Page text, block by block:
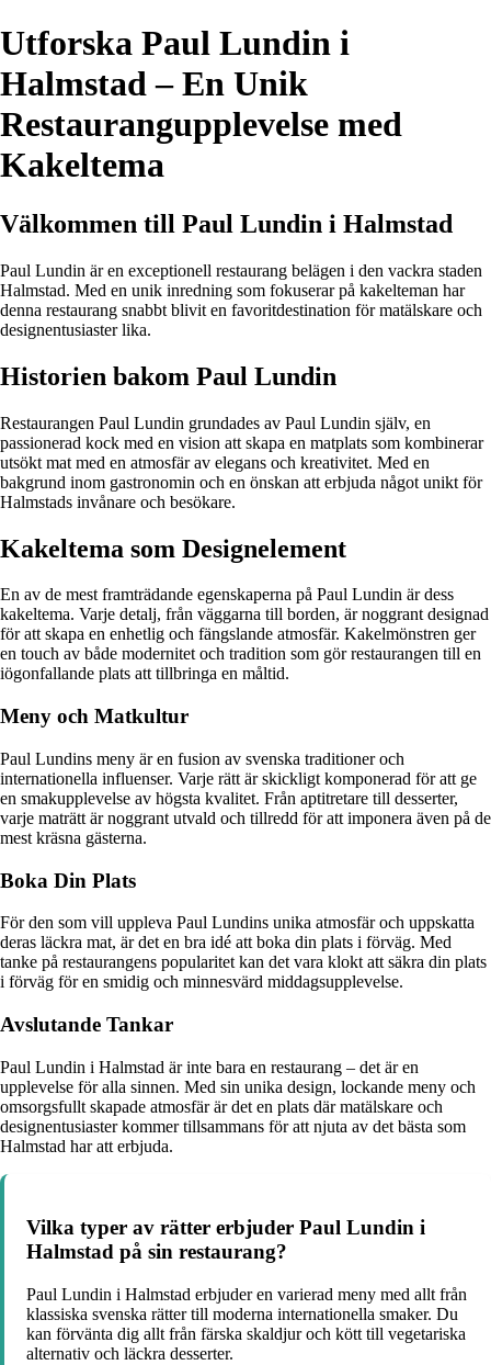
Utforska Paul Lundin i
Halmstad – En Unik
Restaurangupplevelse med
Kakeltema
Välkommen till Paul Lundin i Halmstad
Paul Lundin är en exceptionell restaurang belägen i den vackra staden
Halmstad. Med en unik inredning som fokuserar på kakelteman har
denna restaurang snabbt blivit en favoritdestination för matälskare och
designentusiaster lika.
Historien bakom Paul Lundin
Restaurangen Paul Lundin grundades av Paul Lundin själv, en
passionerad kock med en vision att skapa en matplats som kombinerar
utsökt mat med en atmosfär av elegans och kreativitet. Med en
bakgrund inom gastronomin och en önskan att erbjuda något unikt för
Halmstads invånare och besökare.
Kakeltema som Designelement
En av de mest framträdande egenskaperna på Paul Lundin är dess
kakeltema. Varje detalj, från väggarna till borden, är noggrant designad
för att skapa en enhetlig och fängslande atmosfär. Kakelmönstren ger
en touch av både modernitet och tradition som gör restaurangen till en
iögonfallande plats att tillbringa en måltid.
Meny och Matkultur
Paul Lundins meny är en fusion av svenska traditioner och
internationella influenser. Varje rätt är skickligt komponerad för att ge
en smakupplevelse av högsta kvalitet. Från aptitretare till desserter,
varje maträtt är noggrant utvald och tillredd för att imponera även på de
mest kräsna gästerna.
Boka Din Plats
För den som vill uppleva Paul Lundins unika atmosfär och uppskatta
deras läckra mat, är det en bra idé att boka din plats i förväg. Med
tanke på restaurangens popularitet kan det vara klokt att säkra din plats
i förväg för en smidig och minnesvärd middagsupplevelse.
Avslutande Tankar
Paul Lundin i Halmstad är inte bara en restaurang – det är en
upplevelse för alla sinnen. Med sin unika design, lockande meny och
omsorgsfullt skapade atmosfär är det en plats där matälskare och
designentusiaster kommer tillsammans för att njuta av det bästa som
Halmstad har att erbjuda.
Vilka typer av rätter erbjuder Paul Lundin i
Halmstad på sin restaurang?
Paul Lundin i Halmstad erbjuder en varierad meny med allt från
klassiska svenska rätter till moderna internationella smaker. Du
kan förvänta dig allt från färska skaldjur och kött till vegetariska
alternativ och läckra desserter.